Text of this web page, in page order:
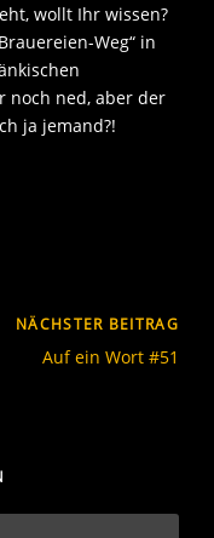
wollt Ihr wissen?
Weg“ in
noch ned, aber der
ja jemand?!
NÄCHSTER BEITRAG
Auf ein Wort #51